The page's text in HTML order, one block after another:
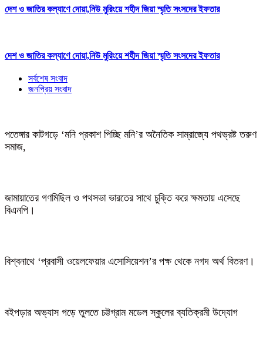
দেশ ও জাতির কল্যাণে দোয়া,নিউ মুরিংয়ে শহীদ জিয়া স্মৃতি সংসদের ইফতার
দেশ ও জাতির কল্যাণে দোয়া,নিউ মুরিংয়ে শহীদ জিয়া স্মৃতি সংসদের ইফতার
সর্বশেষ সংবাদ
জনপ্রিয় সংবাদ
পতেঙ্গার কাটগড়ে ‘মনি প্রকাশ পিচ্ছি মনি’র অনৈতিক সাম্রাজ্যে পথভ্রষ্ট তরুণ
সমাজ,
জামায়াতের গণমিছিল ও পথসভা ভারতের সাথে চুক্তি করে ক্ষমতায় এসেছে
বিএনপি।
বিশ্বনাথে ‘প্রবাসী ওয়েলফেয়ার এসোসিয়েশন’র পক্ষ থেকে নগদ অর্থ বিতরণ।
বইপড়ার অভ্যাস গড়ে তুলতে চট্টগ্রাম মডেল স্কুলের ব্যতিক্রমী উদ্যোগ